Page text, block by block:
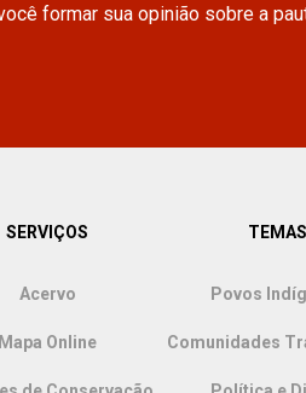
formar sua opinião sobre a
SERVIÇOS
Acervo
Mapa Online
TEMAS
Povos
Comunidades